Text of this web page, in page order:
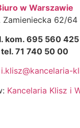
w Warszawie
Zamieniecka 62/64
kom. 695 560 425
tel. 71 740 50 00
i.klisz@kancelaria-
Kancelaria Klisz i